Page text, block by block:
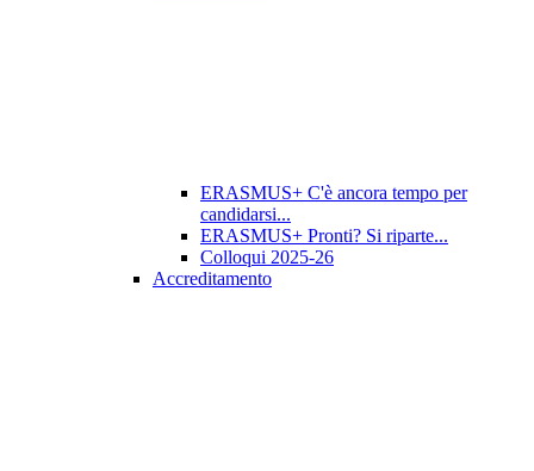
ERASMUS+ C'è ancora tempo per
candidarsi...
ERASMUS+ Pronti? Si riparte...
Colloqui 2025-26
Accreditamento